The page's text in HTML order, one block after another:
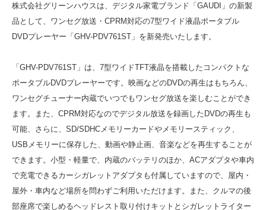
株式会社グリーンハウスは、デジタル家電ブランド「GAUDI」の新製
品として、ワンセグ放送・CPRM対応の7型ワイド液晶ポータブル
DVDプレーヤー「GHV-PDV761ST」を新発売いたします。
「GHV-PDV761ST」は、7型ワイドTFT液晶を搭載したコンパクトな
ポータブルDVDプレーヤーです。映画などのDVDの再生はもちろん、
ワンセグチューナー内蔵でいつでもワンセグ放送を楽しむことができ
ます。また、CPRM対応なのでデジタル放送を録画したDVDの再生も
可能、さらに、SD/SDHCメモリーカードやメモリースティック、
USBメモリーに保存した、動画や静止画、音楽などを再生することが
できます。小型・軽量で、内蔵のバッテリのほか、ACアダプタや車内
で充電できるカーシガレットアダプタも付属していますので、屋内・
屋外・車内など場所を問わずご利用いただけます。また、クルマの後
部座席で楽しめるヘッドレスト取り付けキットとシガレットライター